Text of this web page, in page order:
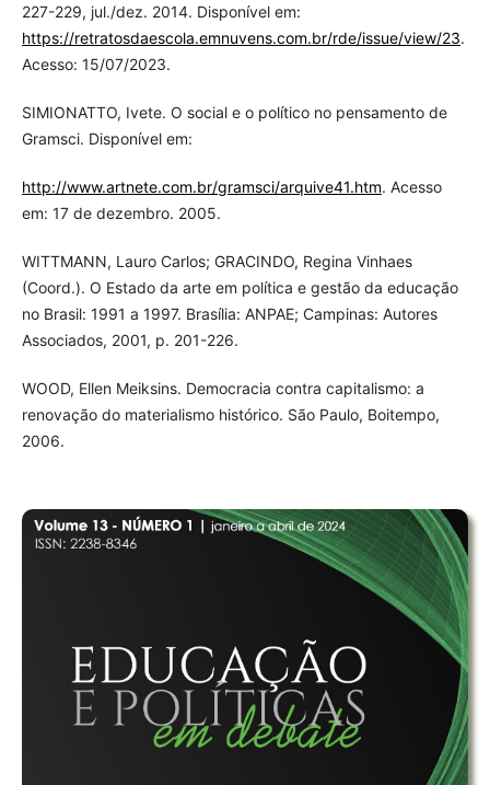
227-229, jul./dez. 2014. Disponível em:
https://retratosdaescola.emnuvens.com.br/rde/issue/view/23.
Acesso: 15/07/2023.
SIMIONATTO, Ivete. O social e o político no pensamento de
Gramsci. Disponível em:
http://www.artnete.com.br/gramsci/arquive41.htm. Acesso
em: 17 de dezembro. 2005.
WITTMANN, Lauro Carlos; GRACINDO, Regina Vinhaes
(Coord.). O Estado da arte em política e gestão da educação
no Brasil: 1991 a 1997. Brasília: ANPAE; Campinas: Autores
Associados, 2001, p. 201-226.
WOOD, Ellen Meiksins. Democracia contra capitalismo: a
renovação do materialismo histórico. São Paulo, Boitempo,
2006.